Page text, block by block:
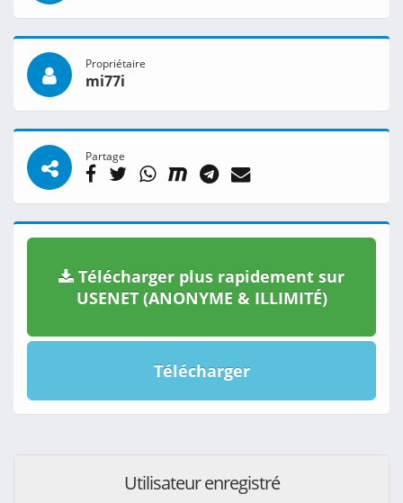
Propriétaire
mi77i
Partage
Télécharger plus rapidement sur
USENET (ANONYME & ILLIMITÉ)
Télécharger
Utilisateur enregistré